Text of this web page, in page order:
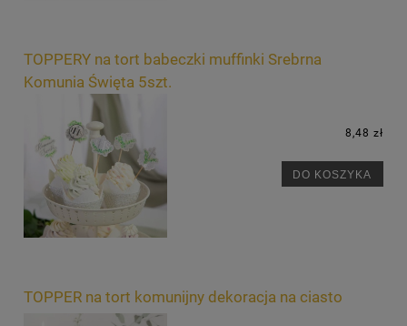
TOPPERY na tort babeczki muffinki Srebrna
Komunia Święta 5szt.
8,48 zł
DO KOSZYKA
TOPPER na tort komunijny dekoracja na ciasto